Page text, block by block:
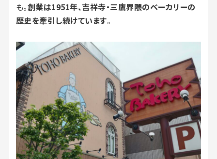
も。創業は1951年、吉祥寺・三鷹界隈のベーカリーの
歴史を牽引し続けています。